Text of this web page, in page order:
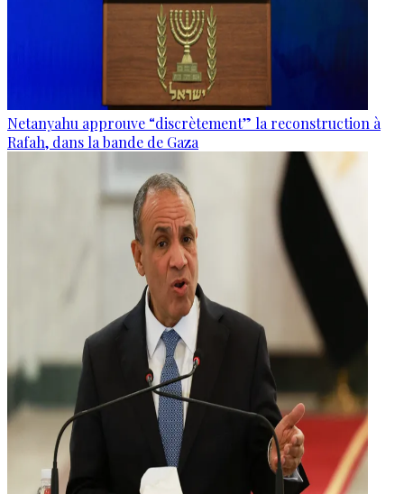
Netanyahu approuve “discrètement” la reconstruction à
Rafah, dans la bande de Gaza